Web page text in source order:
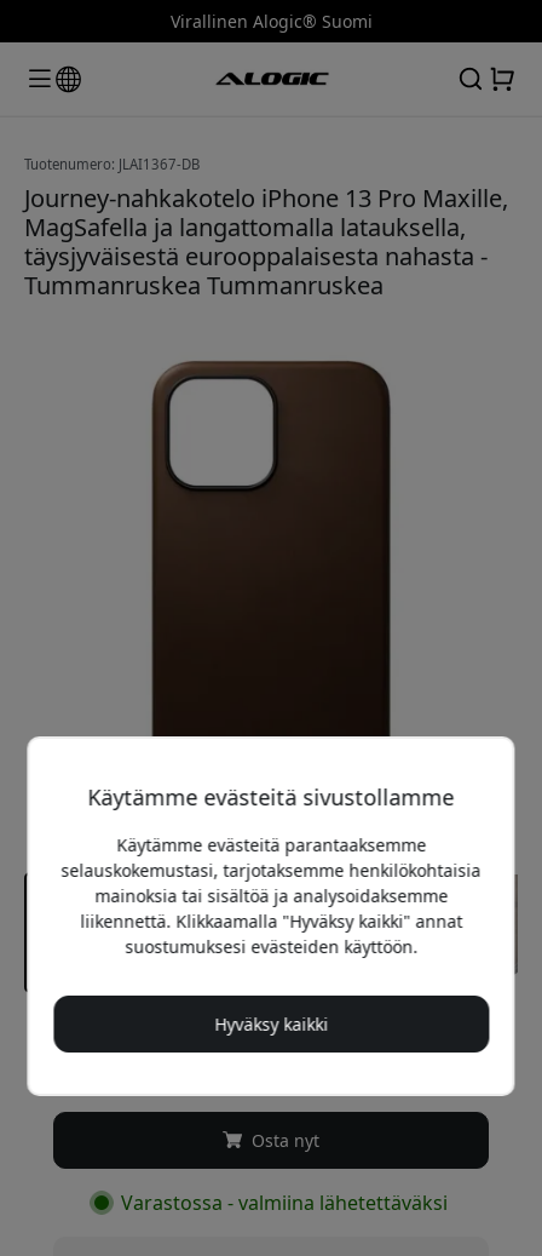
Virallinen Alogic® Suomi
Tuotenumero: JLAI1367-DB
Journey-nahkakotelo iPhone 13 Pro Maxille,
MagSafella ja langattomalla latauksella,
täysjyväisestä eurooppalaisesta nahasta -
Tummanruskea Tummanruskea
Suositeltava hinta
Osta nyt
Varastossa - valmiina lähetettäväksi
Käytämme evästeitä sivustollamme
Käytämme evästeitä parantaaksemme
selauskokemustasi, tarjotaksemme henkilökohtaisia
mainoksia tai sisältöä ja analysoidaksemme
liikennettä. Klikkaamalla "Hyväksy kaikki" annat
suostumuksesi evästeiden käyttöön.
Hyväksy kaikki